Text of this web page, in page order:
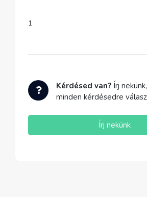
1
Kérdésed van? Írj
minden kérdésedre
Írj nekünk